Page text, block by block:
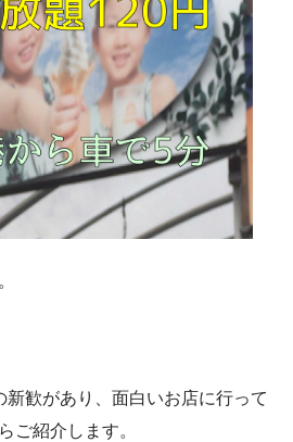
新歓があり、面白いお店に行って
ご紹介します。